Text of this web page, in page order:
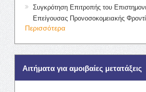
Συγκρότηση Επιτροπής του
Επείγουσας Προνοσοκομειακής
Περισσότερα
Αιτήματα για αμοιβαίες μετατάξεις